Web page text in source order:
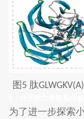
图 5 肽GLWGKV(A)
为了进一步探索